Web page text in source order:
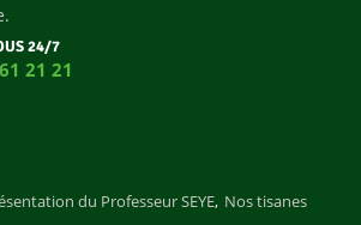
24/7
21 21
du Professeur SEYE Nos tisanes